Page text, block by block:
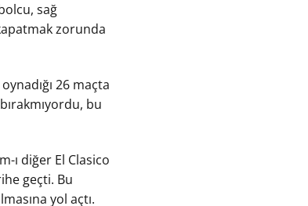
sağ
zorunda
26 maçta
bu
ı diğer El Clasico
geçti. Bu
yol açtı.